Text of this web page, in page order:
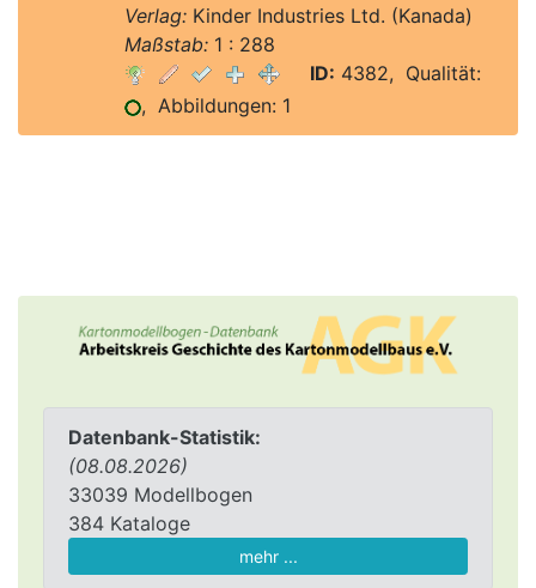
Datenbank-Statistik:
(08.08.2026)
33039 Modellbogen
384 Kataloge
mehr ...
Verlag:Kinder Industries Ltd. (Kanada)
Maßstab:1 : 288
ID: 4382, Qualität:
, Abbildungen: 1